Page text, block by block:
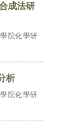
成法研
院化學研
析
院化學研